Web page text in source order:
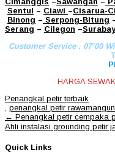
Sentul – Ciawi –Cisarua-
Binong – Serpong-Bitung
Serang – Cilegon –
Customer Service . 07’00
HARGA
Penangkal petir terbaik
, penangkal petir rawamangun
Post
navigation
← Penangkal petir cempaka
Ahli instalasi grounding petir
Quick Links